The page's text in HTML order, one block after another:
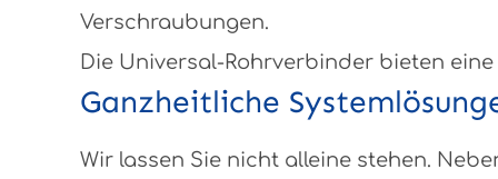
Verschraubungen.
Die Universal-Rohrverbinder bieten
Ganzheitliche
Wir lassen Sie nicht alleine stehen.